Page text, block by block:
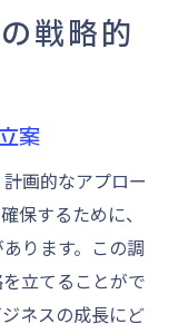
戦略的
案
画的なアプロー
保するために、
ります。この調
立てることがで
ネスの成長にど